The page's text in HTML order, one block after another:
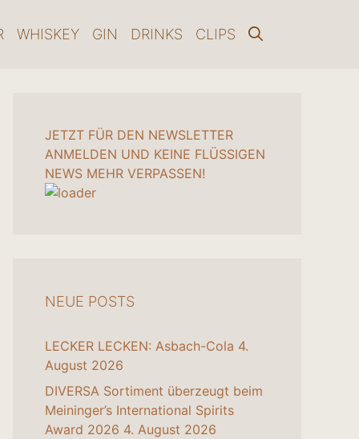
WHISKEY GIN DRINKS CLIPS
JETZT FÜR DEN NEWSLETTER
ANMELDEN UND KEINE FLÜSSIGEN
NEWS MEHR VERPASSEN!
NEUE POSTS
LECKER LECKEN: Asbach-Cola 4.
August 2026
DIVERSA Sortiment überzeugt beim
Meininger’s International Spirits
Award 2026 4. August 2026